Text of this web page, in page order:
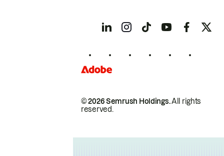
© 2026 Semrush Holdings.All rights
reserved.